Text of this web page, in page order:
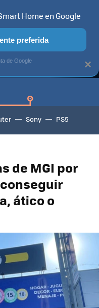
OFERTAS EN
Sony PS5
de MGI por
ático o
×
Home en Google
preferida
de Google